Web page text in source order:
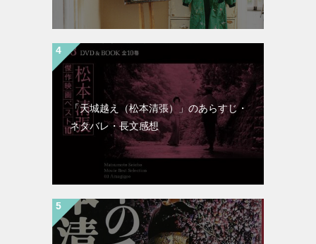
「天城越え（松本清張）」のあらすじ・
ネタバレ・長文感想